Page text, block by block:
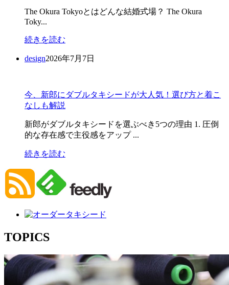
The Okura Tokyoとはどんな結婚式場？ The Okura
Toky...
続きを読む
design2026年7月7日
今、新郎にダブルタキシードが大人気！選び方と着こ
なしも解説
新郎がダブルタキシードを選ぶべき5つの理由 1. 圧倒
的な存在感で主役感をアップ ...
続きを読む
TOPICS